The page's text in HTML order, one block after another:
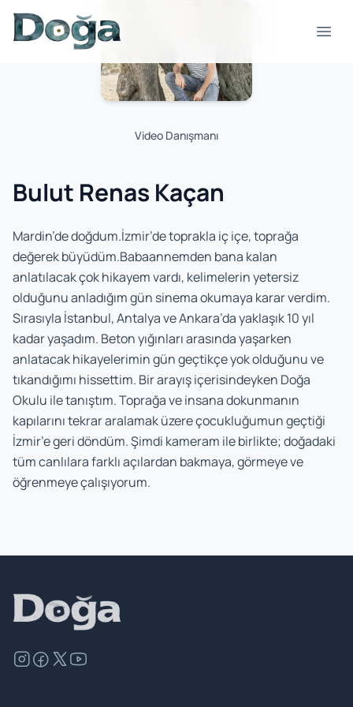
Skip to content
Video Danışmanı
Bulut Renas Kaçan
Mardin’de doğdum.İzmir’de toprakla iç içe, toprağa
değerek büyüdüm.Babaannemden bana kalan
anlatılacak çok hikayem vardı, kelimelerin yetersiz
olduğunu anladığım gün sinema okumaya karar verdim.
Sırasıyla İstanbul, Antalya ve Ankara’da yaklaşık 10 yıl
kadar yaşadım. Beton yığınları arasında yaşarken
anlatacak hikayelerimin gün geçtikçe yok olduğunu ve
tıkandığımı hissettim. Bir arayış içerisindeyken Doğa
Okulu ile tanıştım. Toprağa ve insana dokunmanın
kapılarını tekrar aralamak üzere çocukluğumun geçtiği
İzmir’e geri döndüm. Şimdi kameram ile birlikte; doğadaki
tüm canlılara farklı açılardan bakmaya, görmeye ve
öğrenmeye çalışıyorum.